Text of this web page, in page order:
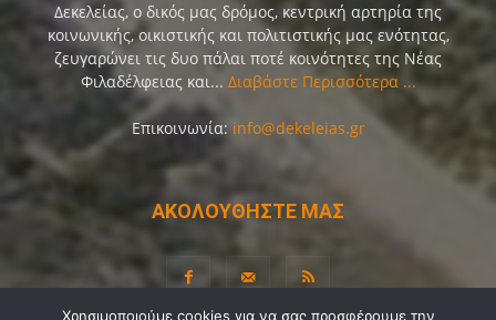
Δεκελείας, ο δικός μας δρόμος, κεντρική αρτηρία της
κοινωνικής, οικιστικής και πολιτιστικής μας ενότητας,
ζευγαρώνει τις δυο πάλαι ποτέ κοινότητες της Νέας
Φιλαδέλφειας και... Διαβάστε Περισσότερα ...
Επικοινωνία: info@dekeleias.gr
ΑΚΟΛΟΥΘΗΣΤΕ ΜΑΣ
Χρησιμοποιούμε cookies για να σας προσφέρουμε την